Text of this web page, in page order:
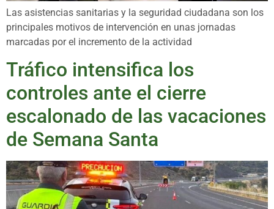
Las asistencias sanitarias y la seguridad ciudadana son los
principales motivos de intervención en unas jornadas
marcadas por el incremento de la actividad
Tráfico intensifica los
controles ante el cierre
escalonado de las vacaciones
de Semana Santa